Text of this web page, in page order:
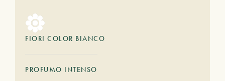
FIORI COLOR BIANCO
PROFUMO INTENSO